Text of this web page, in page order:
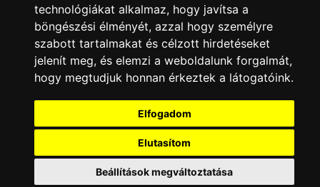
technológiákat alkalmaz, hogy javítsa a
böngészési élményét, azzal hogy személyre
szabott tartalmakat és célzott hirdetéseket
jelenít meg, és elemzi a weboldalunk forgalmát,
hogy megtudjuk honnan érkeztek a látogatóink.
Elfogadom
Elutasítom
Beállítások megváltoztatása